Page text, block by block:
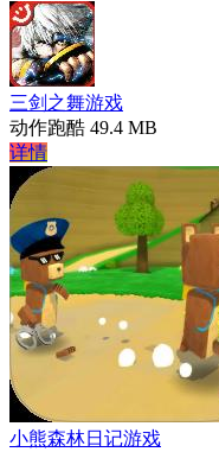
三剑之舞游戏
动作跑酷 49.4 MB
详情
小熊森林日记游戏